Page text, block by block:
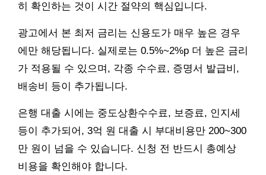
히 확인하는 것이 시간 절약의 핵심입니다.
광고에서 본 최저 금리는 신용도가 매우 높은 경우
에만 해당됩니다. 실제로는 0.5%~2%p 더 높은 금리
가 적용될 수 있으며, 각종 수수료, 증명서 발급비,
배송비 등이 추가됩니다.
은행 대출 시에는 중도상환수수료, 보증료, 인지세
등이 추가되어, 3억 원 대출 시 부대비용만 200~300
만 원이 넘을 수 있습니다. 신청 전 반드시 총예상
비용을 확인해야 합니다.